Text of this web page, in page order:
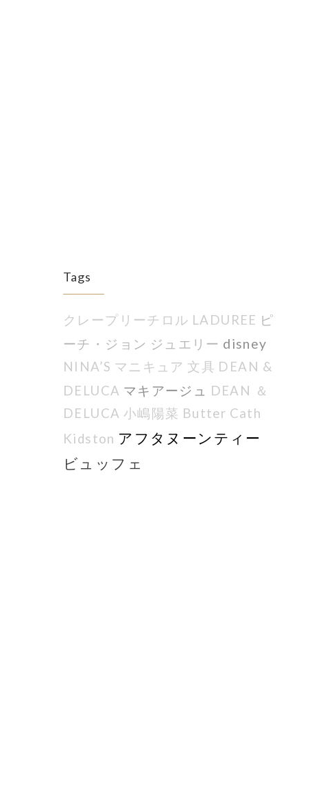
Tags
クレープリーチロル LADUREE ピ
ーチ・ジョン ジュエリー disney
NINA’S マニキュア 文具 DEAN &
DELUCA マキアージュ
DEAN ＆
DELUCA 小嶋陽菜 Butter Cath
Kidston アフタヌーンティー
ビュッフェ